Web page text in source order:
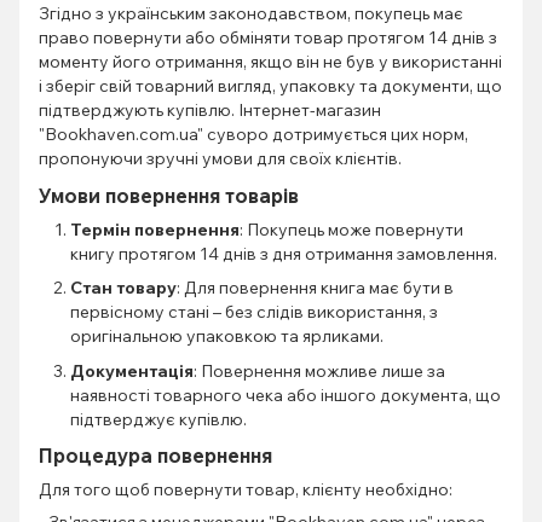
Згідно з українським законодавством, покупець має
право повернути або обміняти товар протягом 14 днів з
моменту його отримання, якщо він не був у використанні
і зберіг свій товарний вигляд, упаковку та документи, що
підтверджують купівлю. Інтернет-магазин
"Bookhaven.com.ua" суворо дотримується цих норм,
пропонуючи зручні умови для своїх клієнтів.
Умови повернення товарів
Термін повернення: Покупець може повернути
книгу протягом 14 днів з дня отримання замовлення.
Стан товару: Для повернення книга має бути в
первісному стані – без слідів використання, з
оригінальною упаковкою та ярликами.
Документація: Повернення можливе лише за
наявності товарного чека або іншого документа, що
підтверджує купівлю.
Процедура повернення
Для того щоб повернути товар, клієнту необхідно: